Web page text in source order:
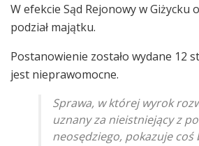
W efekcie Sąd Rejonowy w Giżycku
podział majątku.
Postanowienie zostało wydane 12
jest nieprawomocne.
Sprawa, w której wyrok
uznany za nieistniejący z
neosędziego, pokazuje coś